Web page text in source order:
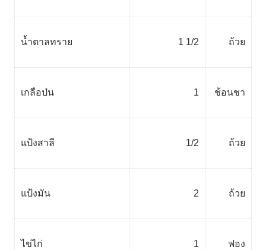
น้ำตาลทราย 1 1/2 ถ้วย
เกลือป่น 1 ช้อนชา
แป้งสาลี 1/2 ถ้วย
แป้งมัน 2 ถ้วย
ไข่ไก่ 1 ฟอง